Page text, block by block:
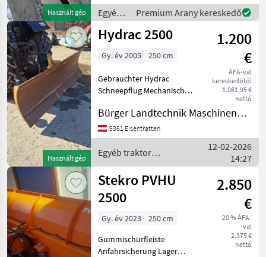
Használt gép
Örömmel mutatom be
Önnek részletesen a hóeké
Egyéb
traktor
tartozékok
Premium Arany kereskedő
Használt gép
Hydrac 2500
1.200
€
ÁFA-val
kereskedőtől
1.061,95 €
nettó
Gy. év 2005 250 cm
Gebrauchter Hydrac
Schneepflug Mechanisch
felfüggesztés, Áthajtás
elleni biztosítás: A pajzs
rugós csappantyúja, Hótoló
pajzs élei: Hótoló acél él
Bürger Landtechnik Maschinenbau
9861 Eisentratten
Egyéb traktor
tartozékok / Hydrac
12-02-2026
14:27
Stekro PVHU
2500
2.850
€
20 % ÁFA-
val
2.375 €
nettó
Gy. év 2023
250 cm
Gummischürfleiste
Anfahrsicherung Lager